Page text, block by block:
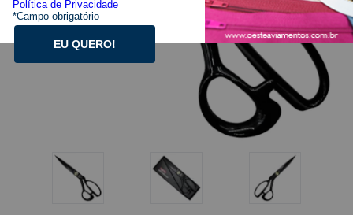
Política de Privacidade
*Campo obrigatório
EU QUERO!